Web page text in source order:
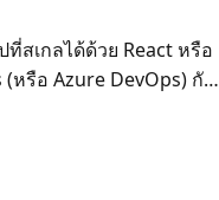
สเกลได้ด้วย React หรือ
รือ Azure DevOps) กับผู้